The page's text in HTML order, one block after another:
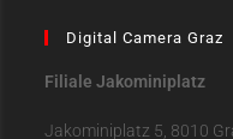
Digital Camera Graz
Filiale Jakominiplatz
Jakominiplatz 5, 8010